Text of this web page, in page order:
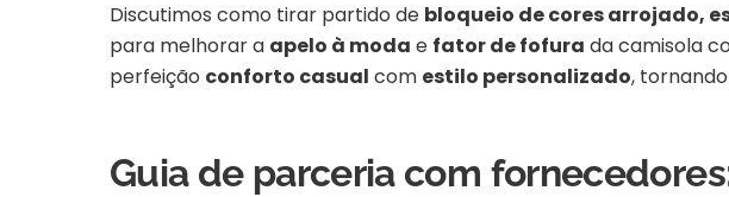
Discutimos como tirar partido de bloqueio de cores arrojado,
para melhorar a apelo à moda e fator de fofura da camisola
perfeição conforto casual com estilo personalizado,
Guia de parceria com